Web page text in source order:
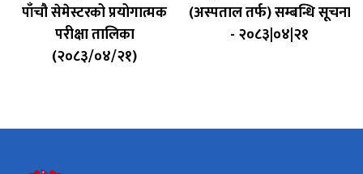
पाँचौ सेमेस्टरको प्रयोगात्मक
परीक्षा तालिका
(२०८३/०४/२१)
(अस्पताल तर्फ) सम्बन्धि सूचना
- २०८३|०४|२१